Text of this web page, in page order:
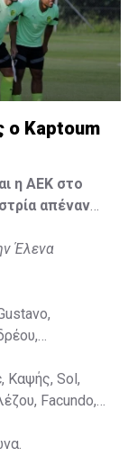
Καψής, Sol,
Facundo,
Raul, Szor,
Ilievski,
Szeles,
ο Kaptoum
η ΑΕΚ στο
απέναντι
Έλενα
Καψής, Sol,
Facundo,